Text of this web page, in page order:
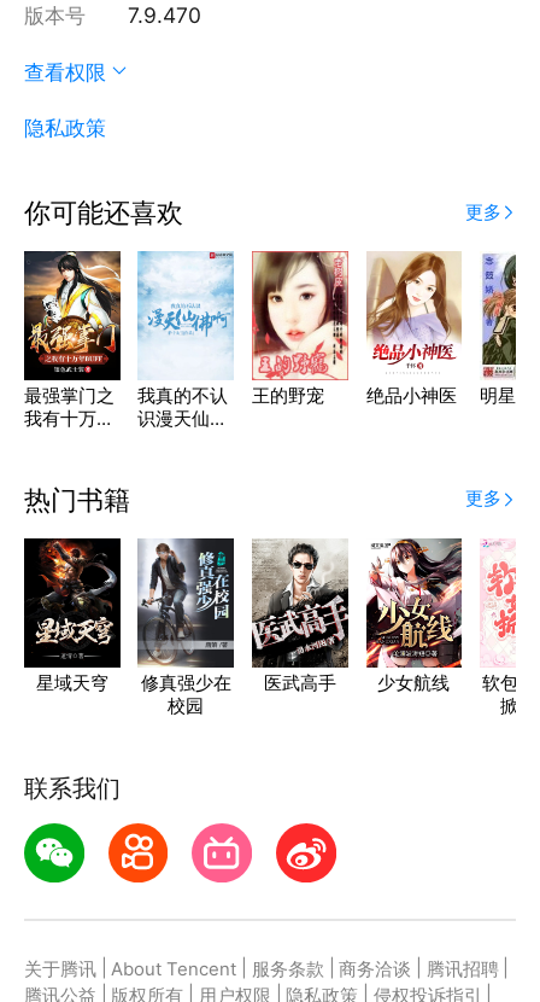
版本号 7.9.470
查看权限
隐私政策
你可能还喜欢 更多
最强掌门之
我有十万年
我真的不认
识漫天仙佛
王的野宠 绝品小神医 明星天
热门书籍 更多
星域天穹
修真强少在
校园
医武高手 少女航线
软包
掀
联系我们
关于腾讯 About Tencent 服务条款 商务洽谈 腾讯招聘
腾讯公益
版权所有 用户权限 隐私政策 侵权投诉指引